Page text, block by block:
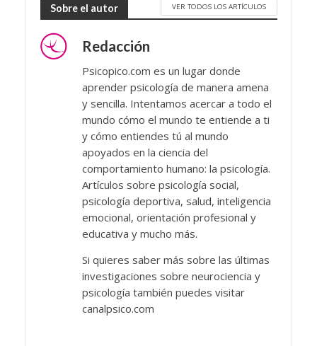
Sobre el autor VER TODOS LOS ARTÍCULOS
Redacción
Psicopico.com es un lugar donde
aprender psicología de manera amena
y sencilla. Intentamos acercar a todo el
mundo cómo el mundo te entiende a ti
y cómo entiendes tú al mundo
apoyados en la ciencia del
comportamiento humano: la psicología.
Artículos sobre psicología social,
psicología deportiva, salud, inteligencia
emocional, orientación profesional y
educativa y mucho más.
Si quieres saber más sobre las últimas
investigaciones sobre neurociencia y
psicología también puedes visitar
canalpsico.com